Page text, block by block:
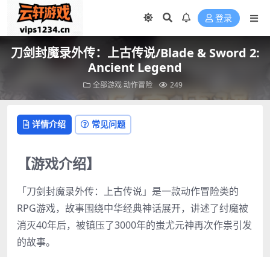
登录
刀剑封魔录外传：上古传说/Blade & Sword 2:
Ancient Legend
全部游戏 动作冒险 249
详情介绍 常见问题
【游戏介绍】
「刀剑封魔录外传：上古传说」是一款动作冒险类的
RPG游戏，故事围绕中华经典神话展开，讲述了纣魔被
消灭40年后，被镇压了3000年的蚩尤元神再次作祟引发
的故事。